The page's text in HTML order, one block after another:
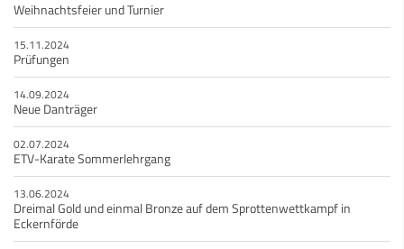
Weihnachtsfeier und Turnier
15.11.2024
Prüfungen
14.09.2024
Neue Danträger
02.07.2024
ETV-Karate Sommerlehrgang
13.06.2024
Dreimal Gold und einmal Bronze auf dem Sprottenwettkampf in
Eckernförde